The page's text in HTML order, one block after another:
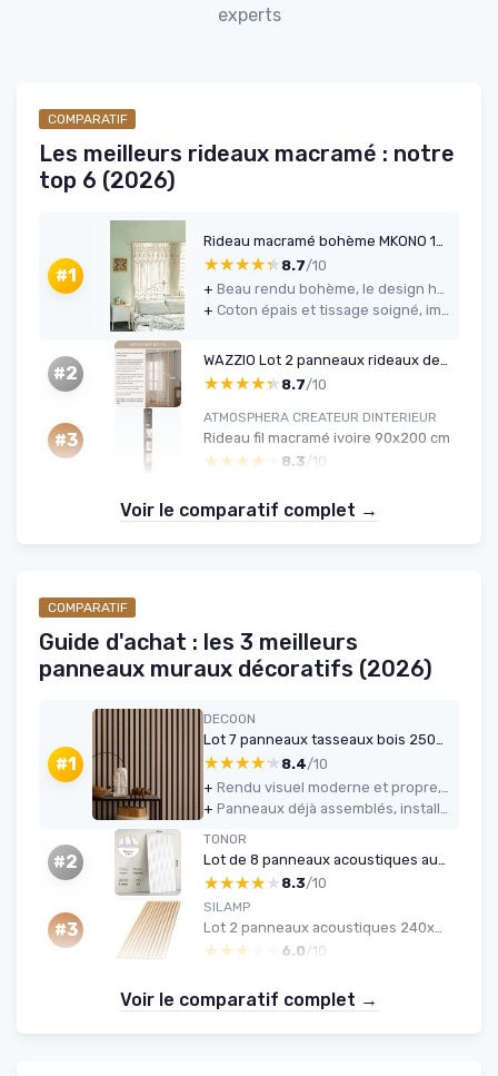
experts
COMPARATIF
Les meilleurs rideaux macramé : notre
top 6 (2026)
#1
Rideau macramé bohème MKONO 130×178 cm
★★★★★
★★★★★ 8.7/10
+
Beau rendu bohème, le design habille bien une pièce sans trop d’efforts
+
Coton épais et tissage soigné, impression de solidité correcte
#2
WAZZIO Lot 2 panneaux rideaux dentelle macramé beige 149.9 × 160 cm
★★★★★
★★★★★ 8.7/10
#3
ATMOSPHERA CREATEUR DINTERIEUR
Rideau fil macramé ivoire 90x200 cm
★★★★★
★★★★★ 8.3 /10
Voir le comparatif complet →
COMPARATIF
Guide d'achat : les 3 meilleurs
panneaux muraux décoratifs (2026)
#1
DECOON
Lot 7 panneaux tasseaux bois 250x30x2 cm - chêne clair
★★★★★
★★★★★ 8.4/10
+
Rendu visuel moderne et propre, le mur change vraiment d’aspect
+
Panneaux déjà assemblés, installation relativement simple et rapide
#2
TONOR
★★★★★
★★★★★ 8.3/10
#3
SILAMP
★★★★★
★★★★★ 6.0 /10
Voir le comparatif complet →